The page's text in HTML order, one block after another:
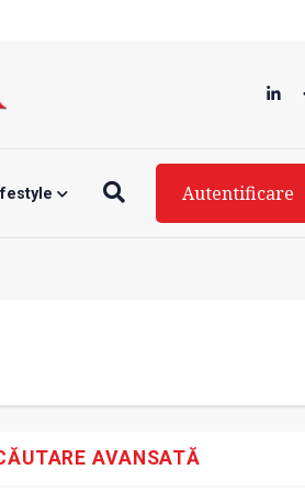
Autentificare
AVANSATĂ